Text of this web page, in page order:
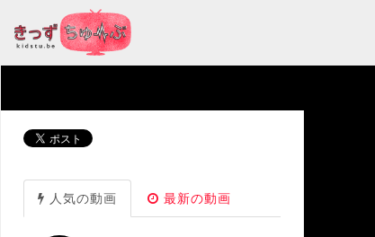
人気の動画 最新の動画